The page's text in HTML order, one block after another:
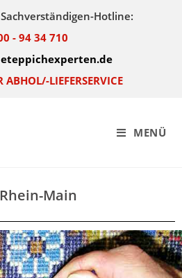
Hotline:
- 94 34 710
ABHOL/-LIEFERSERVICE
MENÜ
Main